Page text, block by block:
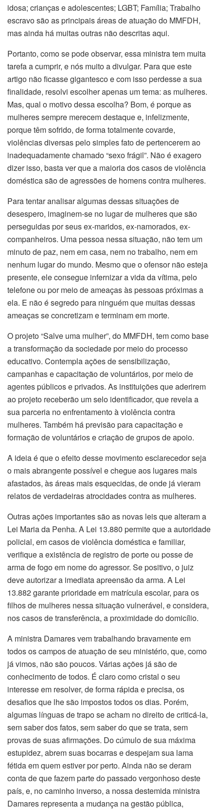
idosa; crianças e adolescentes; LGBT; Família; Trabalho
escravo são as principais áreas de atuação do MMFDH,
mas ainda há muitas outras não descritas aqui.
Portanto, como se pode observar, essa ministra tem muita
tarefa a cumprir, e nós muito a divulgar. Para que este
artigo não ficasse gigantesco e com isso perdesse a sua
finalidade, resolvi escolher apenas um tema: as mulheres.
Mas, qual o motivo dessa escolha? Bom, é porque as
mulheres sempre merecem destaque e, infelizmente,
porque têm sofrido, de forma totalmente covarde,
violências diversas pelo simples fato de pertencerem ao
inadequadamente chamado “sexo frágil”. Não é exagero
dizer isso, basta ver que a maioria dos casos de violência
doméstica são de agressões de homens contra mulheres.
Para tentar analisar algumas dessas situações de
desespero, imaginem-se no lugar de mulheres que são
perseguidas por seus ex-maridos, ex-namorados, ex-
companheiros. Uma pessoa nessa situação, não tem um
minuto de paz, nem em casa, nem no trabalho, nem em
nenhum lugar do mundo. Mesmo que o ofensor não esteja
presente, ele consegue infernizar a vida da vítima, pelo
telefone ou por meio de ameaças às pessoas próximas a
ela. E não é segredo para ninguém que muitas dessas
ameaças se concretizam e terminam em morte.
O projeto “Salve uma mulher”, do MMFDH, tem como base
a transformação da sociedade por meio do processo
educativo. Contempla ações de sensibilização,
campanhas e capacitação de voluntários, por meio de
agentes públicos e privados. As instituições que aderirem
ao projeto receberão um selo identificador, que revela a
sua parceria no enfrentamento à violência contra
mulheres. Também há previsão para capacitação e
formação de voluntários e criação de grupos de apoio.
A ideia é que o efeito desse movimento esclarecedor seja
o mais abrangente possível e chegue aos lugares mais
afastados, às áreas mais esquecidas, de onde já vieram
relatos de verdadeiras atrocidades contra as mulheres.
Outras ações importantes são as novas leis que alteram a
Lei Maria da Penha. A Lei 13.880 permite que a autoridade
policial, em casos de violência doméstica e familiar,
verifique a existência de registro de porte ou posse de
arma de fogo em nome do agressor. Se positivo, o juiz
deve autorizar a imediata apreensão da arma. A Lei
13.882 garante prioridade em matrícula escolar, para os
filhos de mulheres nessa situação vulnerável, e considera,
nos casos de transferência, a proximidade do domicílio.
A ministra Damares vem trabalhando bravamente em
todos os campos de atuação de seu ministério, que, como
já vimos, não são poucos. Várias ações já são de
conhecimento de todos. É claro como cristal o seu
interesse em resolver, de forma rápida e precisa, os
desafios que lhe são impostos todos os dias. Porém,
algumas línguas de trapo se acham no direito de criticá-la,
sem saber dos fatos, sem saber do que se trata, sem
provas de suas afirmações. Do cúmulo de sua máxima
estupidez, abrem suas bocarras e despejam sua lama
fétida em quem estiver por perto. Ainda não se deram
conta de que fazem parte do passado vergonhoso deste
país, e, no caminho inverso, a nossa destemida ministra
Damares representa a mudança na gestão pública,